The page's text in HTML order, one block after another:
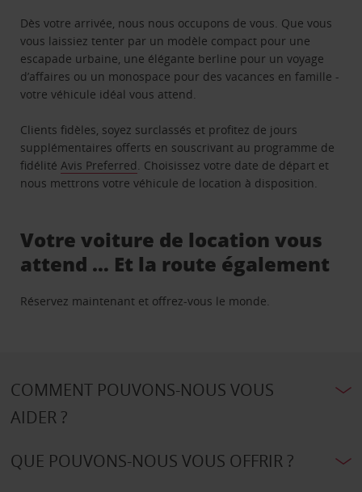
Dès votre arrivée, nous nous occupons de vous. Que vous
vous laissiez tenter par un modèle compact pour une
escapade urbaine, une élégante berline pour un voyage
d’affaires ou un monospace pour des vacances en famille -
votre véhicule idéal vous attend.
Clients fidèles, soyez surclassés et profitez de jours
supplémentaires offerts en souscrivant au programme de
fidélité Avis Preferred . Choisissez votre date de départ et
nous mettrons votre véhicule de location à disposition.
Votre voiture de location vous
attend … Et la route également
Réservez maintenant et offrez-vous le monde.
COMMENT POUVONS-NOUS VOUS
AIDER ?
QUE POUVONS-NOUS VOUS OFFRIR ?